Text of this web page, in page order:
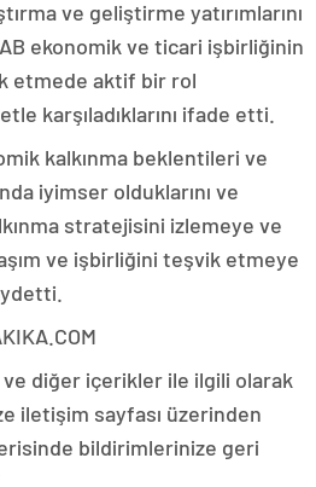
ve geliştirme yatırımlarını
ekonomik ve ticari işbirliğinin
etmede aktif bir rol
karşıladıklarını ifade etti.
kalkınma beklentileri ve
iyimser olduklarını ve
stratejisini izlemeye ve
ve işbirliğini teşvik etmeye
ve diğer içerikler ile ilgili olarak
iletişim sayfası üzerinden
bildirimlerinize geri